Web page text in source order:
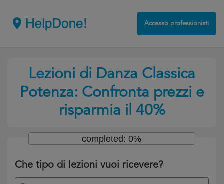
Accesso professionisti
Lezioni di Danza Classica
Potenza: Confronta prezzi e
risparmia il 40%
Che tipo di lezioni vuoi ricevere?
completed: 0%